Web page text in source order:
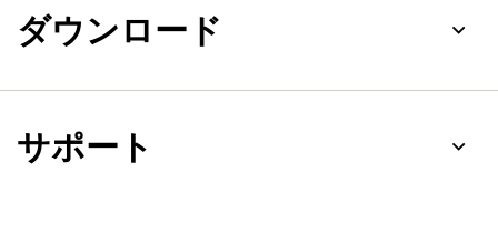
差分を簡単に生成できます。
ダウンロード
サポート